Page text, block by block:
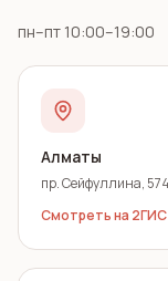
пн–пт 10:00–19:00
Алматы
пр. Сейфуллина,
Смотреть на